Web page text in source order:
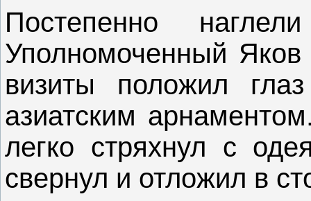
Постепенно
Уполномоченный
визиты положил
азиатским
легко стряхнул с
свернул и отложил в